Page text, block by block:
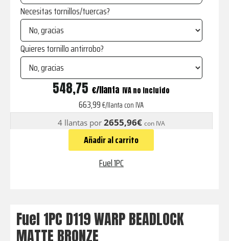
Necesitas tornillos/tuercas?
Quieres tornillo antirrobo?
BEADLOCK
MATTE
548,75 € IVA no incluído
663,99€/llanta con IVA
4 llantas por 2655,96€ con IVA
Añadir al carrito
Fuel 1PC
Fuel 1PC D119 WARP BEADLOCK
MATTE BRONZE